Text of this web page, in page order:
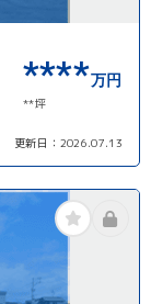
****万円
**坪
更新日： 2026.07.13